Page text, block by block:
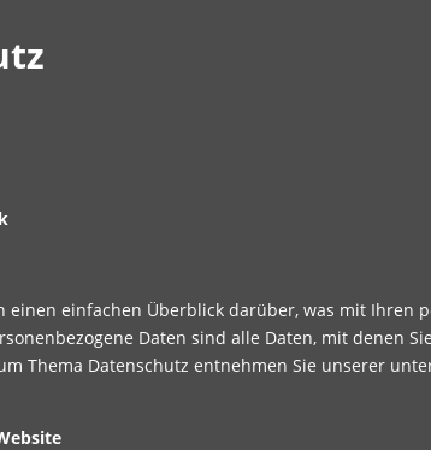
einen einfachen Überblick darüber, was mit Ihren
Daten sind alle Daten, mit denen
Thema Datenschutz entnehmen Sie unserer